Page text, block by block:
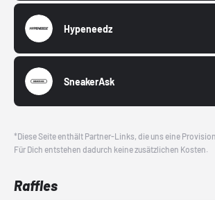
Hypeneedz
SneakerAsk
*Diese Seite enthält Partner-Links, die uns eine
Für Dich entstehen dadurch keine zusätzlichen Kosten.
Raffles